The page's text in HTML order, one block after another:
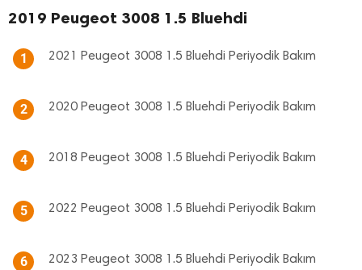
2019 Peugeot 3008 1.5 Bluehdi
1 2021 Peugeot 3008 1.5 Bluehdi Periyodik Bakım
2 2020 Peugeot 3008 1.5 Bluehdi Periyodik Bakım
4 2018 Peugeot 3008 1.5 Bluehdi Periyodik Bakım
5 2022 Peugeot 3008 1.5 Bluehdi Periyodik Bakım
6 2023 Peugeot 3008 1.5 Bluehdi Periyodik Bakım